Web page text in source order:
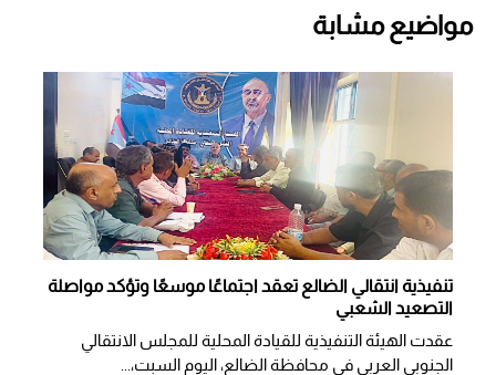
مواضيع مشابة
تنفيذية انتقالي الضالع تعقد اجتماعًا موسعًا وتؤكد مواصلة
التصعيد الشعبي
عقدت الهيئة التنفيذية للقيادة المحلية للمجلس الانتقالي
الجنوبي العربي في محافظة الضالع، اليوم السبت،...